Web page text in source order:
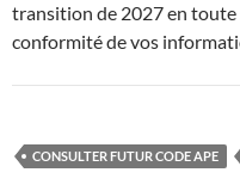
transition de 2027 en
conformité de vos
CONSULTER FUTUR CODE APE